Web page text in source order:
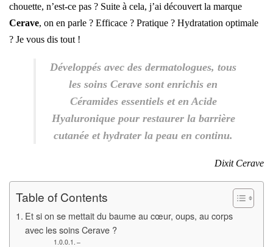
chouette, n’est-ce pas ? Suite à cela, j’ai découvert la marque
Cerave, on en parle ? Efficace ? Pratique ? Hydratation optimale
? Je vous dis tout !
Développés avec des dermatologues, tous
les soins Cerave sont enrichis en
Céramides essentiels et en Acide
Hyaluronique pour restaurer la barrière
cutanée et hydrater la peau en continu.
Dixit Cerave
Table of Contents
Et si on se mettait du baume au cœur, oups, au corps
avec les soins Cerave ?
–